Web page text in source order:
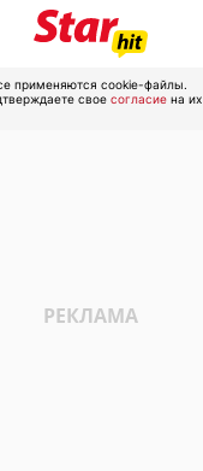
применяются cookie-файлы.
свое согласие на их